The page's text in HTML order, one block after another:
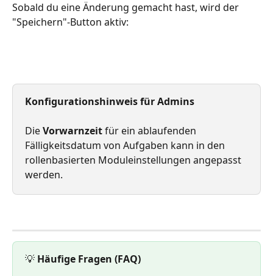
Sobald du eine Änderung gemacht hast, wird der
"Speichern"-Button aktiv:
Konfigurationshinweis für Admins
Die Vorwarnzeit für ein ablaufenden
Fälligkeitsdatum von Aufgaben kann in den
rollenbasierten Moduleinstellungen angepasst
werden.
💡 Häufige Fragen (FAQ)